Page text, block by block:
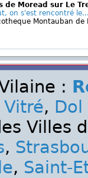
de Moread sur Le
on s'est rencontré le...
Montauban de
:
Vitré,
Villes
,
, Saint-